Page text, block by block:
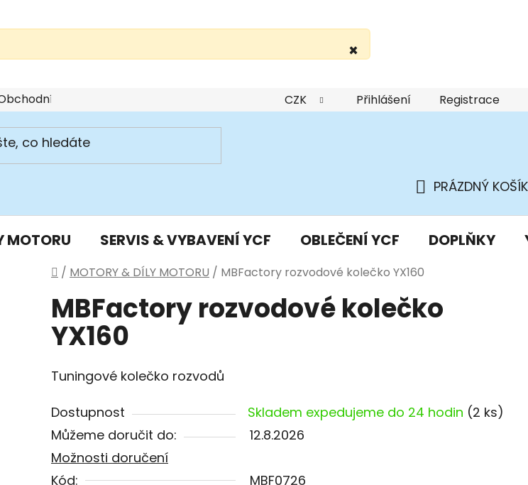
×
podmínky Podmínky ochrany osobních údajů
CZK Přihlášení Registrace
KOŠÍK
PRÁZDNÝ KOŠÍK
MOTORU SERVIS & VYBAVENÍ YCF OBLEČENÍ YCF DOPLŇKY
Domů
/ MOTORY & DÍLY MOTORU / MBFactory rozvodové kolečko YX160
MBFactory rozvodové kolečko
YX160
Tuningové kolečko rozvodů
Dostupnost Skladem expedujeme do 24 hodin (2 ks)
Můžeme doručit do:
12.8.2026
Možnosti doručení
Kód:
MBF0726